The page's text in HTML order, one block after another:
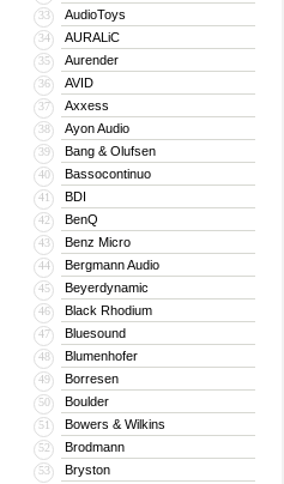
33 AudioToys
34 AURALiC
35 Aurender
36 AVID
37 Axxess
38 Ayon Audio
39 Bang & Olufsen
40 Bassocontinuo
41 BDI
42 BenQ
43 Benz Micro
44 Bergmann Audio
45 Beyerdynamic
46 Black Rhodium
47 Bluesound
48 Blumenhofer
49 Borresen
50 Boulder
51 Bowers & Wilkins
52 Brodmann
53 Bryston